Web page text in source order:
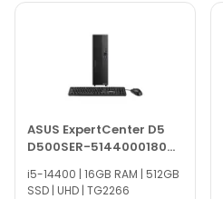
ASUS ExpertCenter D5
D500SER-5144000180
90PF04K1-M004W0
Small Form Factor
i5-14400 | 16GB RAM | 512GB
SSD | UHD | TG2266